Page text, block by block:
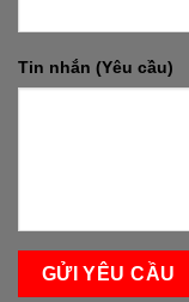
Tin nhắn (Yêu cầu)